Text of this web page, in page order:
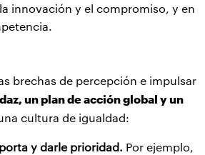
innovación y el compromiso, y en
brechas de percepción e impulsar
un plan de acción global y un
cultura de igualdad:
y darle prioridad. Por ejemplo,